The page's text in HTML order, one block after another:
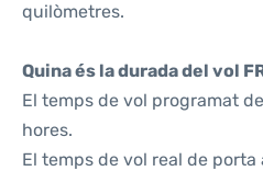
quilòmetres.
Quina és la durada del vol
El temps de vol programat
hores.
El temps de vol real de